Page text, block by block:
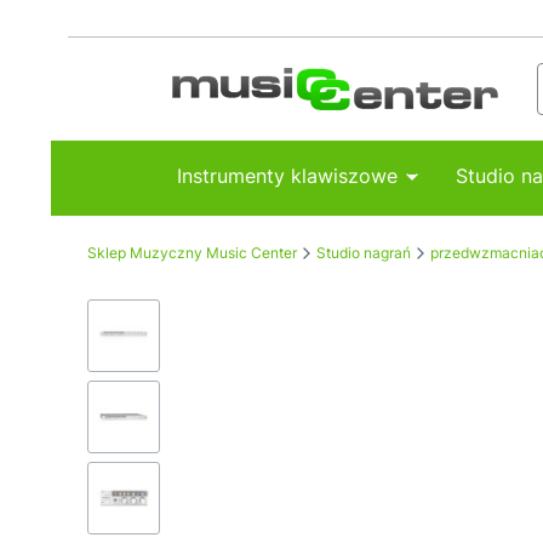
Instrumenty klawiszowe Studio
Sklep Muzyczny Music Center Studio nagrań